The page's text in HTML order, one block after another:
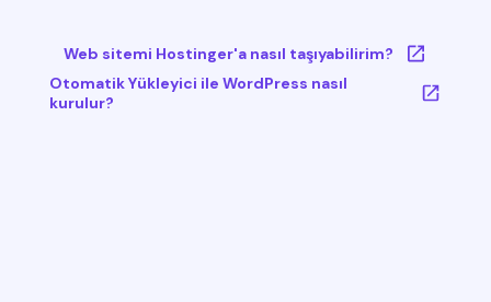
Web sitemi Hostinger'a nasıl taşıyabilirim?
Otomatik Yükleyici ile WordPress nasıl
kurulur?